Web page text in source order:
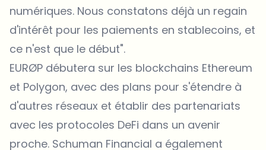
numériques. Nous constatons déjà un regain
d'intérêt pour les paiements en stablecoins, et
ce n'est que le début".
EURØP débutera sur les blockchains Ethereum
et Polygon, avec des plans pour s'étendre à
d'autres réseaux et établir des partenariats
avec les protocoles DeFi dans un avenir
proche. Schuman Financial a également